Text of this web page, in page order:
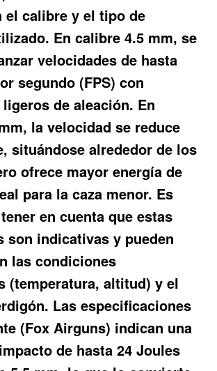
el calibre y el tipo de
En calibre 4.5 mm, se
velocidades de hasta
segundo (FPS) con
de aleación. En
la velocidad se reduce
situándose alrededor de los
ofrece mayor energía de
para la caza menor. Es
en cuenta que estas
son indicativas y pueden
las condiciones
(temperatura, altitud) y el
Las especificaciones
(Fox Airguns) indican una
de hasta 24 Joules